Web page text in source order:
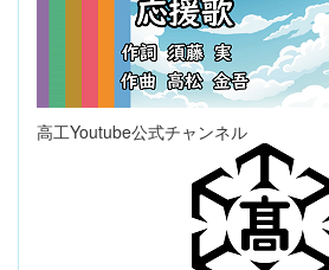
高工Youtube公式チャンネル